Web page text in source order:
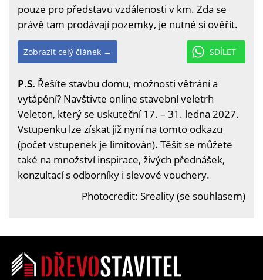
pouze pro představu vzdálenosti v km. Zda se
právě tam prodávají pozemky, je nutné si ověřit.
SDÍLET
Zobrazit celý článek →
P.S. Řešíte stavbu domu, možnosti větrání a
vytápění? Navštivte online stavební veletrh
Veleton, který se uskuteční 17. – 31. ledna 2027.
Vstupenku lze získat již nyní na tomto odkazu
(počet vstupenek je limitován). Těšit se můžete
také na množství inspirace, živých přednášek,
konzultací s odborníky i slevové vouchery.
Photocredit: Sreality (se souhlasem)